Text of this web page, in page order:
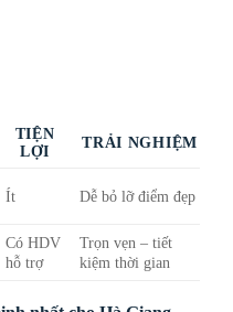
TIỆN
LỢI
TRẢI NGHIỆM
Ít Dễ bỏ lỡ điểm đẹp
Có HDV
hỗ trợ
Trọn vẹn – tiết
kiệm thời gian